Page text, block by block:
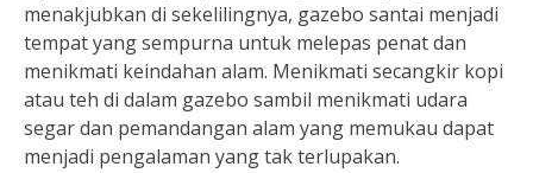
menakjubkan di sekelilingnya, gazebo santai menjadi
tempat yang sempurna untuk melepas penat dan
menikmati keindahan alam. Menikmati secangkir kopi
atau teh di dalam gazebo sambil menikmati udara
segar dan pemandangan alam yang memukau dapat
menjadi pengalaman yang tak terlupakan.